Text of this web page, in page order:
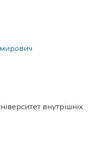
внутрішніх